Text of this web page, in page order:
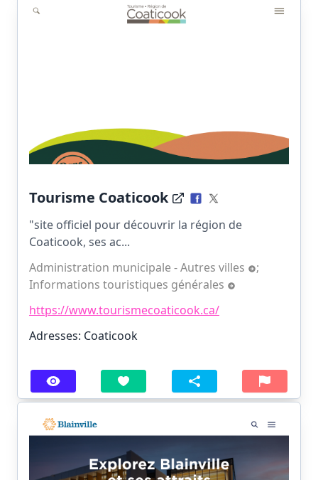
Tourisme Coaticook
"site officiel pour découvrir la région de
Coaticook, ses ac...
Administration municipale - Autres villes
;
Informations touristiques générales
https://www.tourismecoaticook.ca/
Adresses: Coaticook